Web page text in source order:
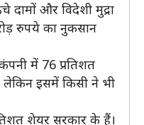
और विदेशी मुद्रा
रुपये का नुकसान
में 76 प्रतिशत
लेकिन इसमें किसी ने भी
शेयर सरकार के हैं।